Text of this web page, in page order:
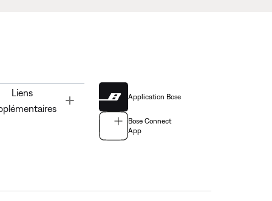
Liens
Application Bose
Bose Connect
App